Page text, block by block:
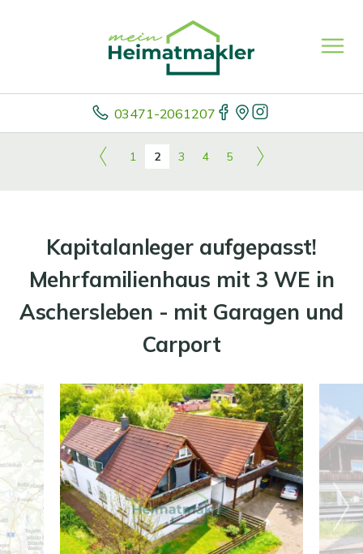
03471-2061207
1 2 3 4 5
Kapitalanleger aufgepasst!
Mehrfamilienhaus mit 3 WE in
Aschersleben - mit Garagen und
Carport